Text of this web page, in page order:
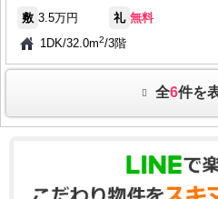
敷 3.5万円 礼 無料
1DK/32.0m2/3階
全6件を